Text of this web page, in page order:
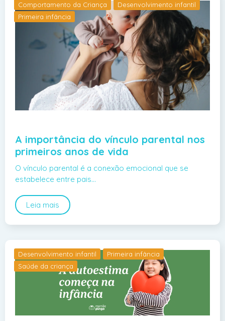
Comportamento da Criança
Desenvolvimento infantil
Primeira infância
A importância do vínculo parental nos
primeiros anos de vida
O vínculo parental é a conexão emocional que se
estabelece entre pais…
Leia mais
Desenvolvimento infantil
Primeira infância
Saúde da criança